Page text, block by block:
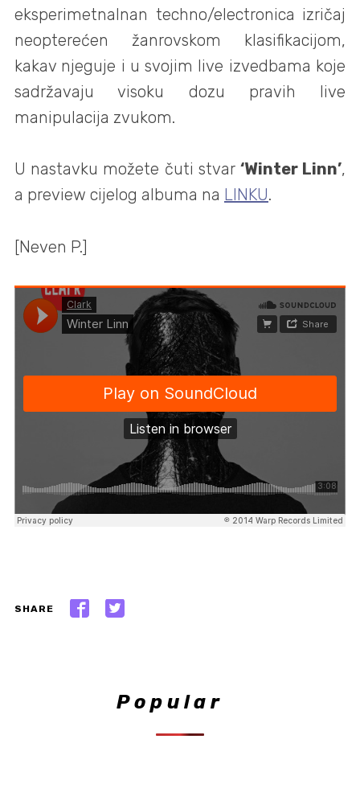
eksperimetnalnan techno/electronica izričaj
neopterećen žanrovskom klasifikacijom,
kakav njeguje i u svojim live izvedbama koje
sadržavaju visoku dozu pravih live
manipulacija zvukom.
U nastavku možete čuti stvar ‘Winter Linn’,
a preview cijelog albuma na LINKU.
[Neven P.]
SHARE
Popular